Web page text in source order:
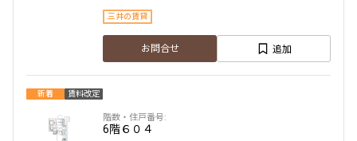
三井の賃貸
お問合せ 追加
新着 賃料改定
6階６０４